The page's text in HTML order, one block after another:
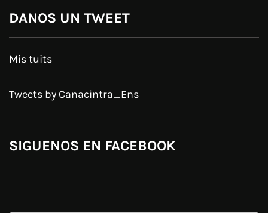
DANOS UN TWEET
Mis tuits
Tweets by Canacintra_Ens
SIGUENOS EN FACEBOOK